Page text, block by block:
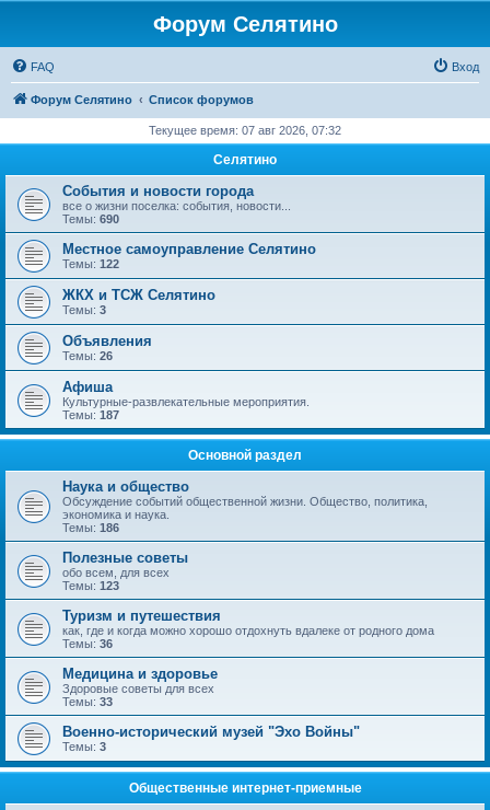
Форум Селятино
FAQ Вход
Форум Селятино Список форумов
Текущее время: 07 авг 2026, 07:32
Селятино
События и новости города
все о жизни поселка: события, новости...
Темы: 690
Местное самоуправление Селятино
Темы: 122
ЖКХ и ТСЖ Селятино
Темы: 3
Объявления
Темы: 26
Афиша
Культурные-развлекательные мероприятия.
Темы: 187
Основной раздел
Наука и общество
Обсуждение событий общественной жизни. Общество, политика,
экономика и наука.
Темы: 186
Полезные советы
обо всем, для всех
Темы: 123
Туризм и путешествия
как, где и когда можно хорошо отдохнуть вдалеке от родного дома
Темы: 36
Медицина и здоровье
Здоровые советы для всех
Темы: 33
Военно-исторический музей "Эхо Войны"
Темы: 3
Общественные интернет-приемные